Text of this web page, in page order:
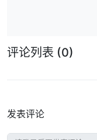
评论列表 (0)
发表评论